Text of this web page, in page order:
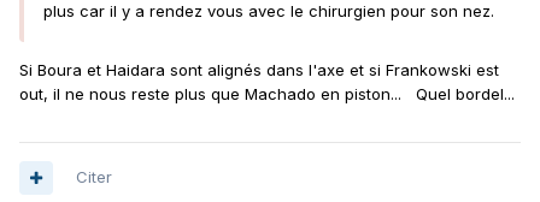
plus car il y a rendez vous avec le chirurgien pour son nez.
Si Boura et Haidara sont alignés dans l'axe et si Frankowski est
out, il ne nous reste plus que Machado en piston... Quel bordel...
Citer